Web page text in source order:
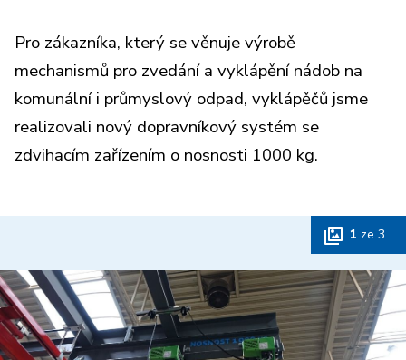
Pro zákazníka, který se věnuje výrobě
mechanismů pro zvedání a vyklápění nádob na
komunální i průmyslový odpad, vyklápěčů jsme
realizovali nový dopravníkový systém se
zdvihacím zařízením o nosnosti 1000 kg.
1 ze 3